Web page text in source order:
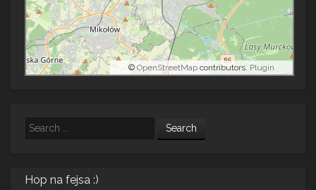
© OpenStreetMap contributors. Plugin
Search
Hop na fejsa :)